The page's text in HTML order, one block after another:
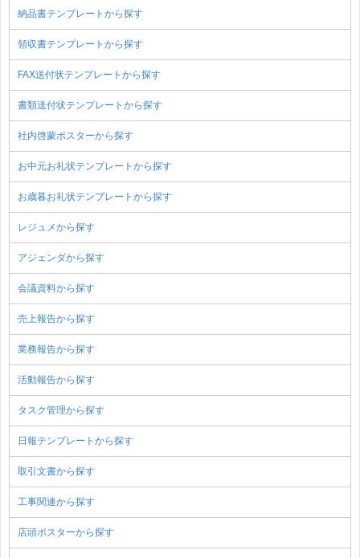
納品書テンプレートから探す
領収書テンプレートから探す
FAX送付状テンプレートから探す
書類送付状テンプレートから探す
社内啓蒙ポスターから探す
お中元お礼状テンプレートから探す
お歳暮お礼状テンプレートから探す
レジュメから探す
アジェンダから探す
会議資料から探す
売上報告から探す
業務報告から探す
活動報告から探す
タスク管理から探す
日報テンプレートから探す
取引文書から探す
工事関連から探す
店頭ポスターから探す